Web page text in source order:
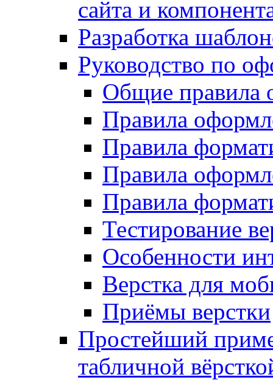
сайта и
Разработка
Руководство по
Общие правила
Правила
Правила
Правила
Правила
Тестирование
Особенности
Верстка для
Приёмы верстки
Простейший
табличной